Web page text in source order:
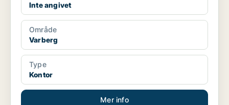
Inte angivet
Område
Varberg
Type
Kontor
Mer info